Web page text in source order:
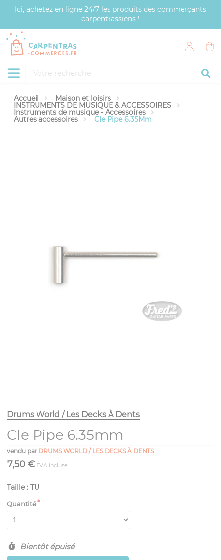
Ici, achetez en ligne 24/7 les produits des commerçants
carpentrassiens !
Accueil Maison et loisirs
INSTRUMENTS DE MUSIQUE & ACCESSOIRES
Instruments de musique - Accessoires
Autres accessoires Cle Pipe 6.35Mm
Drums World / Les Decks À Dents
Cle Pipe 6.35mm
vendu par DRUMS WORLD / LES DECKS À DENTS
7,50 € TVA incluse
Taille : TU
Quantité
Bientôt épuisé
Panneau de gestion des cookies